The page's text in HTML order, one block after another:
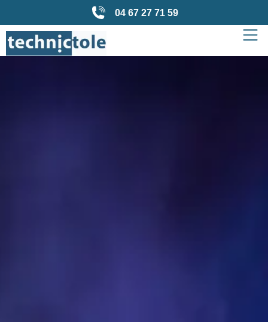
04 67 27 71 59